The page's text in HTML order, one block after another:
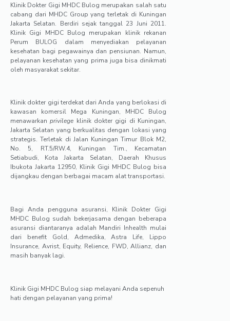
Klinik Dokter Gigi MHDC Bulog merupakan salah satu
cabang dari MHDC Group yang terletak di Kuningan
Jakarta Selatan. Berdiri sejak tanggal 23 Juni 2011.
Klinik Gigi MHDC Bulog merupakan klinik rekanan
Perum BULOG dalam menyediakan pelayanan
kesehatan bagi pegawainya dan pensiunan. Namun,
pelayanan kesehatan yang prima juga bisa dinikmati
oleh masyarakat sekitar.
Klinik dokter gigi terdekat dari Anda yang berlokasi di
kawasan komersil Mega Kuningan, MHDC Bulog
menawarkanprivilege klinik dokter gigi di Kuningan,
Jakarta Selatan yang berkualitas dengan lokasi yang
strategis. Terletak di Jalan Kuningan Timur Blok M2,
No. 5, RT.5/RW.4, Kuningan Tim., Kecamatan
Setiabudi, Kota Jakarta Selatan, Daerah Khusus
Ibukota Jakarta 12950, Klinik Gigi MHDC Bulog bisa
dijangkau dengan berbagai macam alat transportasi.
Bagi Anda pengguna asuransi, Klinik Dokter Gigi
MHDC Bulog sudah bekerjasama dengan beberapa
asuransi diantaranya adalah Mandiri Inhealth mulai
dari benefit Gold, Admedika, Astra Life, Lippo
Insurance, Avrist, Equity, Relience, FWD, Allianz, dan
masih banyak lagi.
Klinik Gigi MHDC Bulog siap melayani Anda sepenuh
hati dengan pelayanan yang prima!